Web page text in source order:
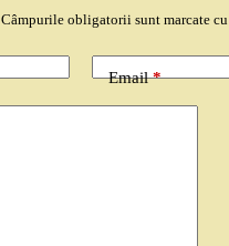
Câmpurile obligatorii sunt marcate cu
Email*